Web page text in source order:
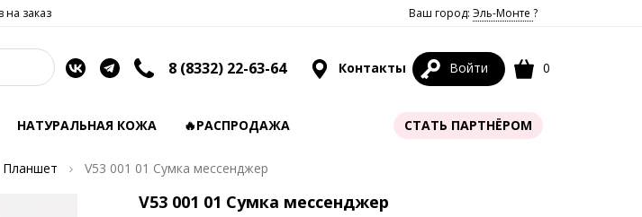
заказ Ваш город: Эль-Монте ?
8 (8332) 22-63-64 Контакты Войти 0
НАТУРАЛЬНАЯ КОЖА 🔥РАСПРОДАЖА СТАТЬ ПАРТНЁРОМ
Планшет
V53 001 01 Сумка мессенджер
V53 001 01 Сумка мессенджер